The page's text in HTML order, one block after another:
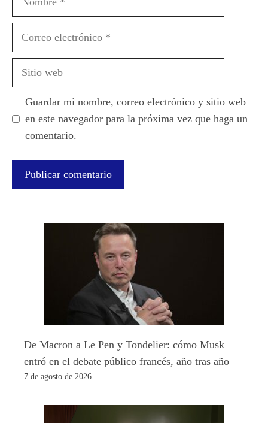
Correo
Sitio
Guardar mi nombre, correo electrónico y sitio web
en este navegador para la próxima vez que haga un
comentario.
De Macron a Le Pen y Tondelier: cómo Musk
entró en el debate público francés, año tras año
7 de agosto de 2026